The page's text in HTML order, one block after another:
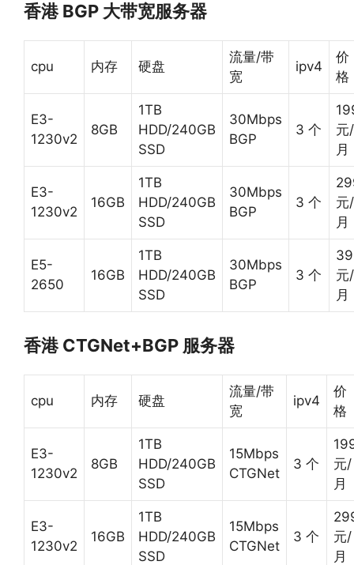
香港 BGP 大带宽服务器
cpu 内存 硬盘
流量/带
宽
ipv4
价
格
E3-
1230v2
8GB
1TB
HDD/240GB
SSD
30Mbps
BGP
3 个
元/
月
E3-
1230v2
16GB
1TB
HDD/240GB
SSD
30Mbps
BGP
3 个
元/
月
E5-
2650
16GB
1TB
HDD/240GB
SSD
30Mbps
BGP
3 个
元/
月
香港 CTGNet+BGP 服务器
cpu 内存 硬盘
流量/带
宽
ipv4
价
格
E3-
1230v2
8GB
1TB
HDD/240GB
SSD
15Mbps
CTGNet
3 个
元/
月
E3-
1230v2
16GB
1TB
HDD/240GB
SSD
15Mbps
CTGNet
3 个
元/
月